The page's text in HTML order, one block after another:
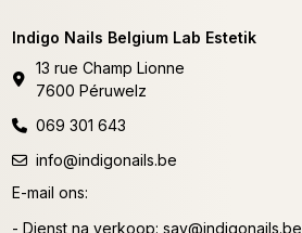
Indigo Nails Belgium Lab Estetik
13 rue Champ Lionne
7600 Péruwelz
069 301 643
info@indigonails.be
E-mail ons:
- Dienst na verkoop: sav@indigonails.be